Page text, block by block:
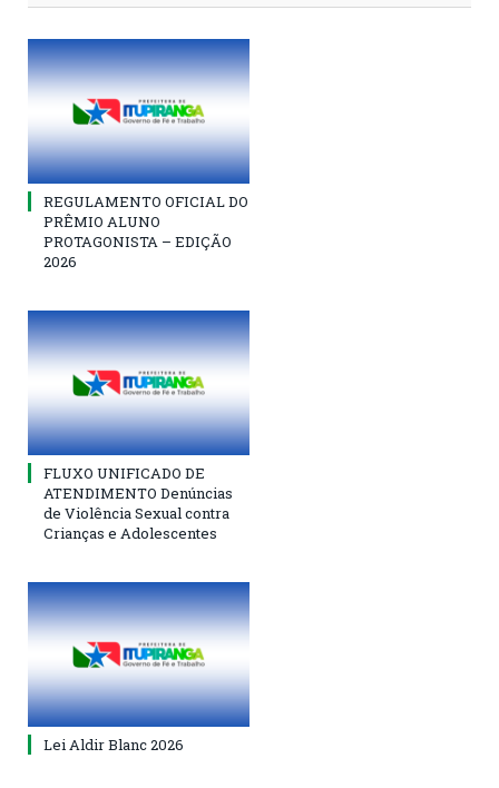
REGULAMENTO OFICIAL DO
PRÊMIO ALUNO
PROTAGONISTA – EDIÇÃO
2026
FLUXO UNIFICADO DE
ATENDIMENTO Denúncias
de Violência Sexual contra
Crianças e Adolescentes
Lei Aldir Blanc 2026